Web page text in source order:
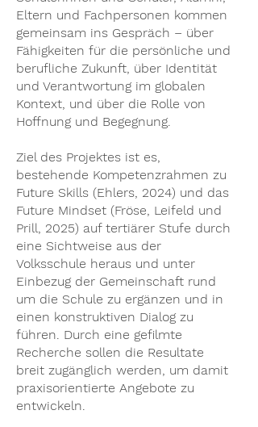
Eltern und Fachpersonen kommen
gemeinsam ins Gespräch – über
Fähigkeiten für die persönliche und
berufliche Zukunft, über Identität
und Verantwortung im globalen
Kontext, und über die Rolle von
Hoffnung und Begegnung.
Ziel des Projektes ist es,
bestehende Kompetenzrahmen zu
Future Skills (Ehlers, 2024) und das
Future Mindset (Fröse, Leifeld und
Prill, 2025) auf tertiärer Stufe durch
eine Sichtweise aus der
Volksschule heraus und unter
Einbezug der Gemeinschaft rund
um die Schule zu ergänzen und in
einen konstruktiven Dialog zu
führen. Durch eine gefilmte
Recherche sollen die Resultate
breit zugänglich werden, um damit
praxisorientierte Angebote zu
entwickeln.